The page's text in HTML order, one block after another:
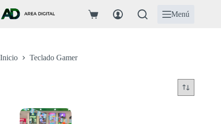
al
contenido
Carro
Menú
Inicio Teclado Gamer